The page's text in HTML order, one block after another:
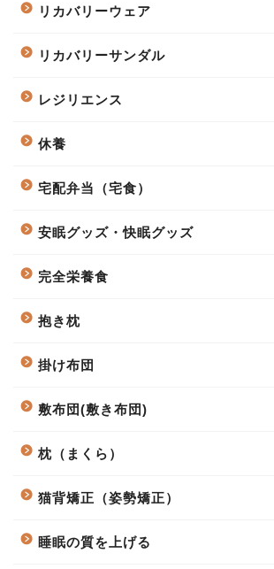
リカバリーウェア
リカバリーサンダル
レジリエンス
休養
宅配弁当（宅食）
安眠グッズ・快眠グッズ
完全栄養食
抱き枕
掛け布団
敷布団(敷き布団)
枕（まくら）
猫背矯正（姿勢矯正）
睡眠の質を上げる